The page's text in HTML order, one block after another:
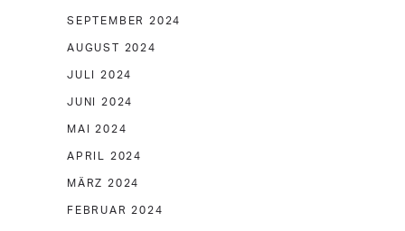
SEPTEMBER 2024
AUGUST 2024
JULI 2024
JUNI 2024
MAI 2024
APRIL 2024
MÄRZ 2024
FEBRUAR 2024